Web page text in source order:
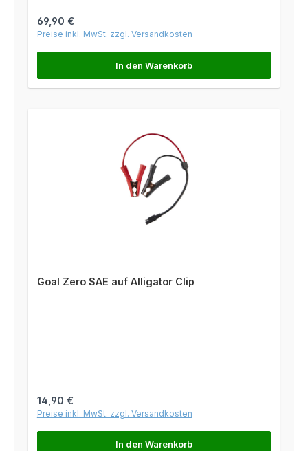
Regulärer Preis:
69,90 €
Preise inkl. MwSt. zzgl. Versandkosten
In den Warenkorb
Goal Zero SAE auf Alligator Clip
Regulärer Preis:
14,90 €
Preise inkl. MwSt. zzgl. Versandkosten
In den Warenkorb